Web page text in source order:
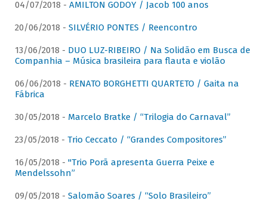
04/07/2018 - AMILTON GODOY / Jacob 100 anos
20/06/2018 - SILVÉRIO PONTES / Reencontro
13/06/2018 - DUO LUZ-RIBEIRO / Na Solidão em Busca de
Companhia – Música brasileira para flauta e violão
06/06/2018 - RENATO BORGHETTI QUARTETO / Gaita na
Fábrica
30/05/2018 - Marcelo Bratke / “Trilogia do Carnaval”
23/05/2018 - Trio Ceccato / “Grandes Compositores”
16/05/2018 - "Trio Porã apresenta Guerra Peixe e
Mendelssohn”
09/05/2018 - Salomão Soares / “Solo Brasileiro”